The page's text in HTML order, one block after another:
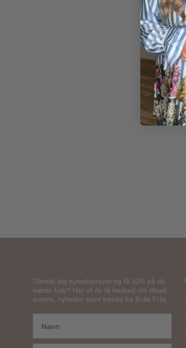
Tilmeld dig nyhedsbrevet og få 10% på dit
næste køb*! Her vil du få besked om tilbud,
events, nyheder samt trends fra Butik Friis.